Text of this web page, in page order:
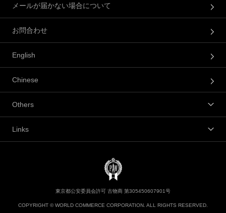
メールが届かない場合について
お問合わせ
English
Chinese
Others
Links
東京都公安委員会許可 古物商 第305450607901号
COPYRIGHT © WORLD COMMERCE CORPORATION. ALL RIGHTS RESERVED.